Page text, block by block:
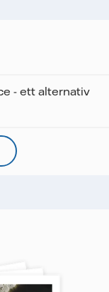
- ett alternativ